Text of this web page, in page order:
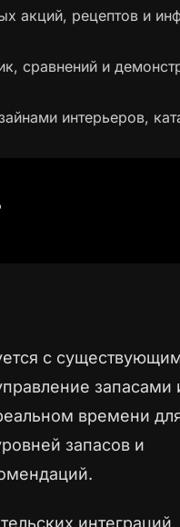
акций, рецептов и
сравнений и
интерьеров,
с
запасами
времени
запасов и
интеграций